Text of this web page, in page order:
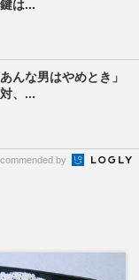
は...
んな男はやめとき」
、...
by